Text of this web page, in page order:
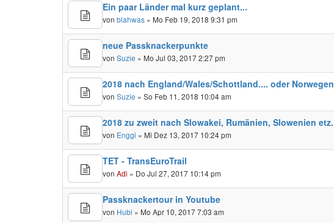
Ein paar Länder mal kurz geplant...
vonblahwas » Mo Feb 19, 2018 9:31 pm
neue Passknackerpunkte
vonSuzie » Mo Jul 03, 2017 2:27 pm
2018 nach England/Wales/Schottland.... oder Norwegen
vonSuzie » So Feb 11, 2018 10:04 am
2018 zu zweit nach Slowakei, Rumänien, Slowenien etz.
von Enggi » Mi Dez 13, 2017 10:24 pm
TET - TransEuroTrail
vonAdi » Do Jul 27, 2017 10:14 pm
Passknackertour in Youtube
von Hubi » Mo Apr 10, 2017 7:03 am